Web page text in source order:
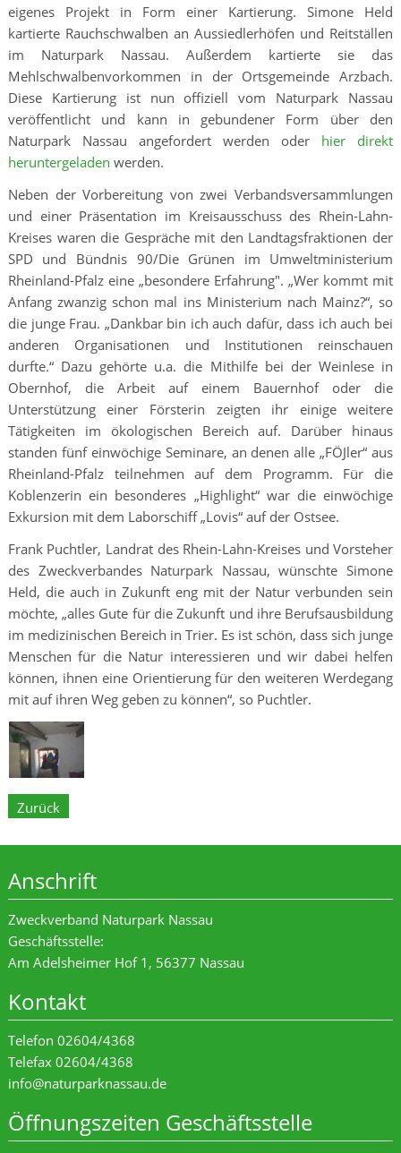
eigenes Projekt in Form einer Kartierung. Simone Held
kartierte Rauchschwalben an Aussiedlerhöfen und Reitställen
im Naturpark Nassau. Außerdem kartierte sie das
Mehlschwalbenvorkommen in der Ortsgemeinde Arzbach.
Diese Kartierung ist nun offiziell vom Naturpark Nassau
veröffentlicht und kann in gebundener Form über den
Naturpark Nassau angefordert werden oder hier direkt
heruntergeladen werden.
Neben der Vorbereitung von zwei Verbandsversammlungen
und einer Präsentation im Kreisausschuss des Rhein-Lahn-
Kreises waren die Gespräche mit den Landtagsfraktionen der
SPD und Bündnis 90/Die Grünen im Umweltministerium
Rheinland-Pfalz eine „besondere Erfahrung". „Wer kommt mit
Anfang zwanzig schon mal ins Ministerium nach Mainz?“, so
die junge Frau. „Dankbar bin ich auch dafür, dass ich auch bei
anderen Organisationen und Institutionen reinschauen
durfte.“ Dazu gehörte u.a. die Mithilfe bei der Weinlese in
Obernhof, die Arbeit auf einem Bauernhof oder die
Unterstützung einer Försterin zeigten ihr einige weitere
Tätigkeiten im ökologischen Bereich auf. Darüber hinaus
standen fünf einwöchige Seminare, an denen alle „FÖJler“ aus
Rheinland-Pfalz teilnehmen auf dem Programm. Für die
Koblenzerin ein besonderes „Highlight“ war die einwöchige
Exkursion mit dem Laborschiff „Lovis“ auf der Ostsee.
Frank Puchtler, Landrat des Rhein-Lahn-Kreises und Vorsteher
des Zweckverbandes Naturpark Nassau, wünschte Simone
Held, die auch in Zukunft eng mit der Natur verbunden sein
möchte, „alles Gute für die Zukunft und ihre Berufsausbildung
im medizinischen Bereich in Trier. Es ist schön, dass sich junge
Menschen für die Natur interessieren und wir dabei helfen
können, ihnen eine Orientierung für den weiteren Werdegang
mit auf ihren Weg geben zu können“, so Puchtler.
Zurück
Anschrift
Zweckverband Naturpark Nassau
Geschäftsstelle:
Am Adelsheimer Hof 1, 56377 Nassau
Kontakt
Telefon 02604/4368
Telefax 02604/4368
info@naturparknassau.de
Öffnungszeiten Geschäftsstelle